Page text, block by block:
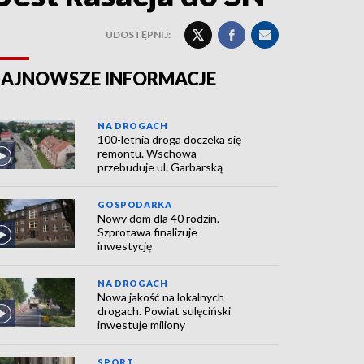
UDOSTĘPNIJ:
INFORMACJE
NA DROGACH
100-letnia droga doczeka się
remontu. Wschowa
przebuduje ul. Garbarską
GOSPODARKA
Nowy dom dla 40 rodzin.
Szprotawa finalizuje
inwestycję
NA DROGACH
Nowa jakość na lokalnych
drogach. Powiat sulęciński
inwestuje miliony